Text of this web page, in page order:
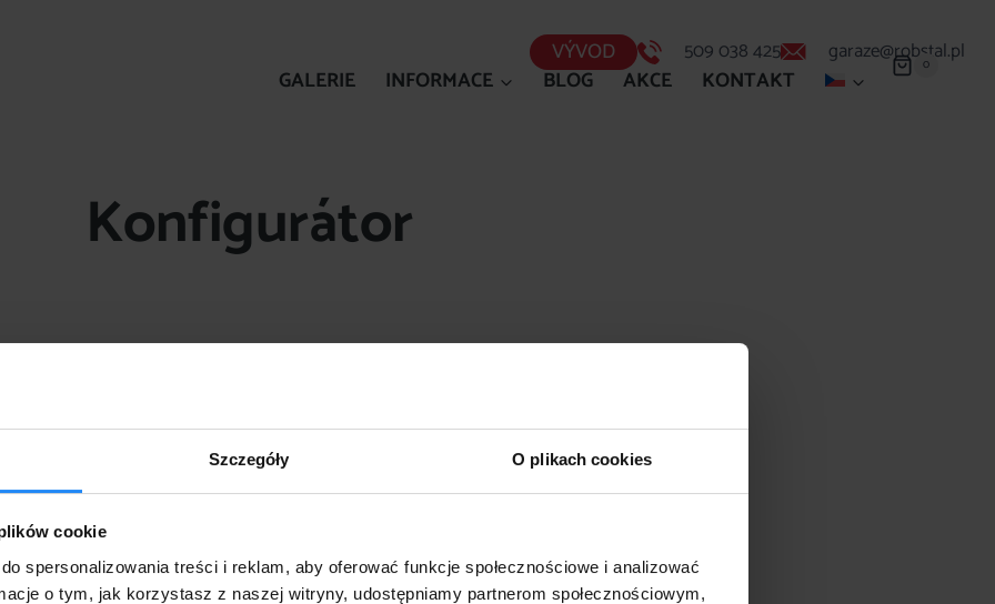
Szczegóły O plikach cookies
cookie
spersonalizowania treści i reklam, aby oferować funkcje społecznościowe i analizować
o tym, jak korzystasz z naszej witryny, udostępniamy partnerom społecznościowym,
VÝVOD 509 038 425 garaze@robstal.pl
GALERIE INFORMACE BLOG AKCE KONTAKT 0
Konfigurátor